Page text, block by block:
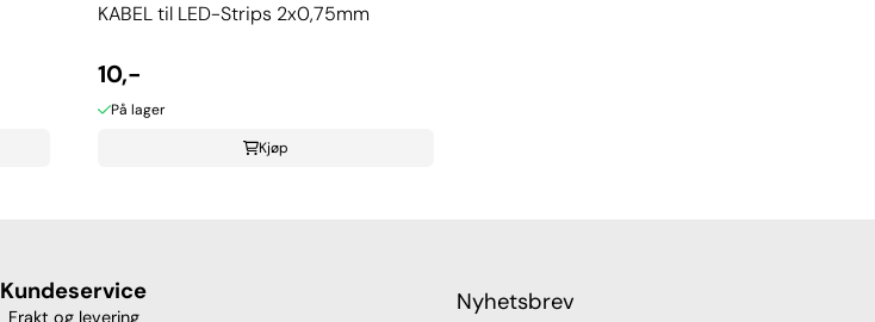
KABEL til LED-Strips 2x0,75mm
10,-
På lager
Kjøp
Kundeservice Nyhetsbrev